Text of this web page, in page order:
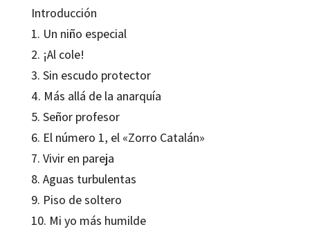
Introducción
1. Un niño especial
2. ¡Al cole!
3. Sin escudo protector
4. Más allá de la anarquía
5. Señor profesor
6. El número 1, el «Zorro Catalán»
7. Vivir en pareja
8. Aguas turbulentas
9. Piso de soltero
10. Mi yo más humilde